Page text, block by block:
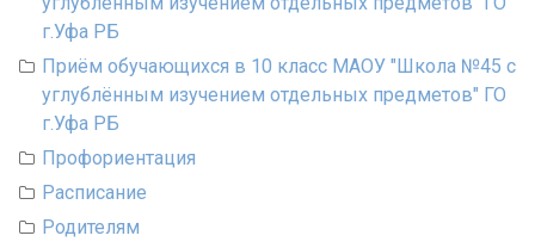
г.Уфа РБ
Приём обучающихся в 10 класс МАОУ "Школа №45 с
углублённым изучением отдельных предметов" ГО
г.Уфа РБ
Профориентация
Расписание
Родителям